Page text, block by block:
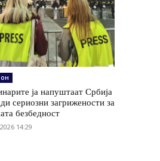
ја напуштаат Србија
сериозни загрижености за
безбедност
14:29